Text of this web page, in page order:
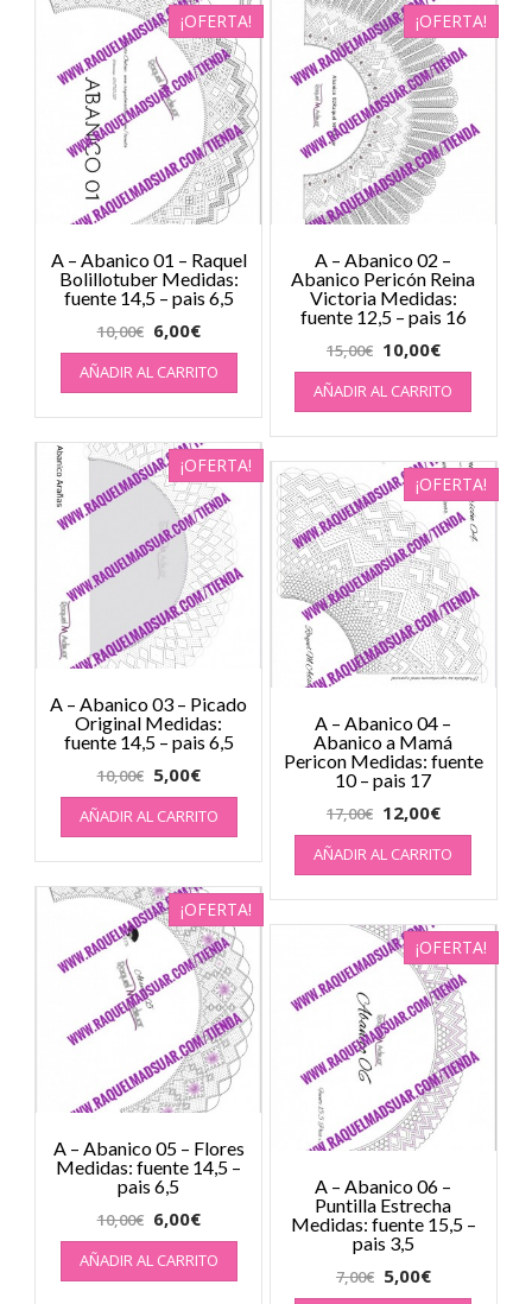
¡OFERTA!
A – Abanico 01 – Raquel
Bolillotuber Medidas:
fuente 14,5 – pais 6,5
10,00€ 6,00€
AÑADIR AL CARRITO
¡OFERTA!
A – Abanico 02 –
Abanico Pericón Reina
Victoria Medidas:
fuente 12,5 – pais 16
15,00€ 10,00€
AÑADIR AL CARRITO
¡OFERTA!
A – Abanico 03 – Picado
Original Medidas:
fuente 14,5 – pais 6,5
10,00€ 5,00€
AÑADIR AL CARRITO
¡OFERTA!
A – Abanico 04 –
Abanico a Mamá
Pericon Medidas: fuente
10 – pais 17
17,00€ 12,00€
AÑADIR AL CARRITO
¡OFERTA!
A – Abanico 05 – Flores
Medidas: fuente 14,5 –
pais 6,5
10,00€ 6,00€
AÑADIR AL CARRITO
¡OFERTA!
A – Abanico 06 –
Puntilla Estrecha
Medidas: fuente 15,5 –
pais 3,5
7,00€ 5,00€